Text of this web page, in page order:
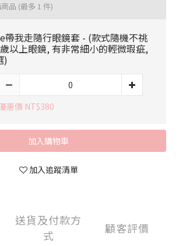
品 (最多 1 件)
我走隨行眼鏡套 - (款式隨機不祧
以上眼鏡, 有非常細小的輕微瑕疵,
)
惠價 NT$380
加入購物車
加入追蹤清單
送貨及付款方
式
顧客評價